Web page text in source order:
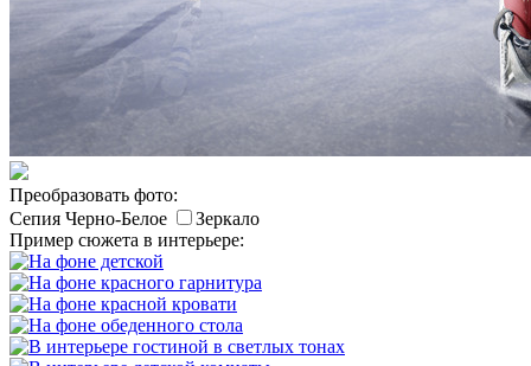
Преобразовать фото:
Сепия Черно-Белое
Зеркало
Пример сюжета в интерьере: